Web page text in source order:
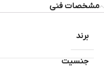
مشخصات فنی
جنسیت
برند